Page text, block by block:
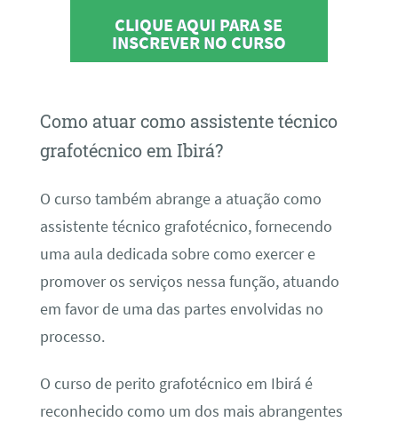
CLIQUE AQUI PARA SE
INSCREVER NO CURSO
Como atuar como assistente técnico
grafotécnico em Ibirá?
O curso também abrange a atuação como
assistente técnico grafotécnico, fornecendo
uma aula dedicada sobre como exercer e
promover os serviços nessa função, atuando
em favor de uma das partes envolvidas no
processo.
O curso de perito grafotécnico em Ibirá é
reconhecido como um dos mais abrangentes